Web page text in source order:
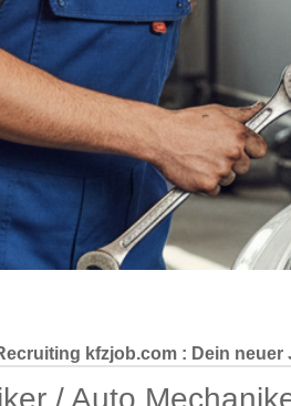
kfzjob.com : Dein neuer
/ Auto